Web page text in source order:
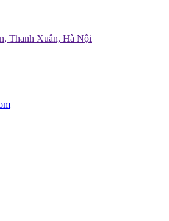
Thanh Xuân, Hà Nội